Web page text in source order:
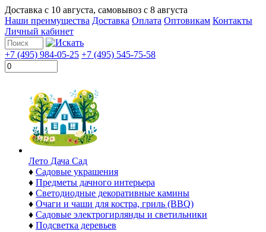
Доставка с 10 августа, самовывоз с 8 августа
Наши преимущества Доставка Оплата Оптовикам Контакты
Личный кабинет
+7 (495) 984-05-25 +7 (495) 545-75-58
Лето Дача Сад
♦ Садовые украшения
♦ Предметы дачного интерьера
♦ Светодиодные декоративные камины
♦ Очаги и чаши для костра, гриль (BBQ)
♦ Садовые электрогирлянды и светильники
♦ Подсветка деревьев